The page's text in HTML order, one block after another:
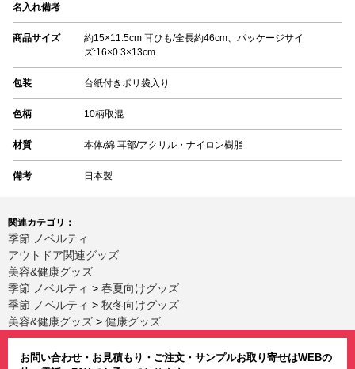
名入れ備考
商品サイズ
約15×11.5cm 耳ひも/全長約46cm、パッケージサイ
ズ:16×0.3×13cm
包装 台紙付きポリ袋入り
色柄 10柄取混
材質 本体/綿 耳部/アクリル・ナイロン樹脂
備考 日本製
関連カテゴリ：
季節 ノベルティ
アウトドア関連グッズ
美容&健康グッズ
季節 ノベルティ > 春夏向けグッズ
季節 ノベルティ > 秋冬向けグッズ
美容&健康グッズ > 健康グッズ
お問い合わせ・お見積もり・ご注文・サンプルお取り寄せはWEBの